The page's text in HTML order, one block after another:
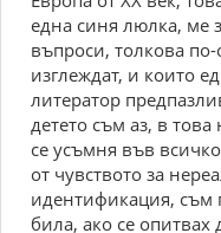
една синя люлка, ме
въпроси, толкова
изглеждат, и които
литератор
детето съм аз, в
се усъмня във
от чувството за
идентификация, съм
била, ако се опитвах